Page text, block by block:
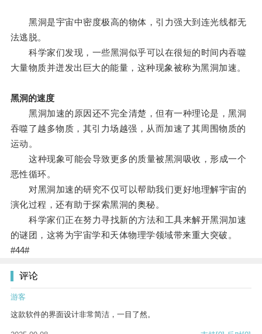
黑洞是宇宙中密度极高的物体，引力强大到连光线都无
法逃脱。
科学家们发现，一些黑洞似乎可以在很短的时间内吞噬
大量物质并迸发出巨大的能量，这种现象被称为黑洞加速。
黑洞的速度
黑洞加速的原因还不完全清楚，但有一种理论是，黑洞
吞噬了越多物质，其引力场越强，从而加速了其周围物质的
运动。
这种现象可能会导致更多的质量被黑洞吸收，形成一个
恶性循环。
对黑洞加速的研究不仅可以帮助我们更好地理解宇宙的
演化过程，还有助于探索黑洞的奥秘。
科学家们正在努力寻找新的方法和工具来解开黑洞加速
的谜团，这将为宇宙学和天体物理学领域带来重大突破。
#44#
评论
游客
这款软件的界面设计非常简洁，一目了然。